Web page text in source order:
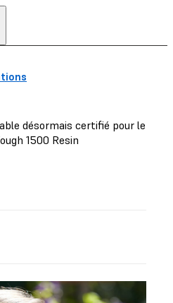
désormais certifié pour le
1500 Resin